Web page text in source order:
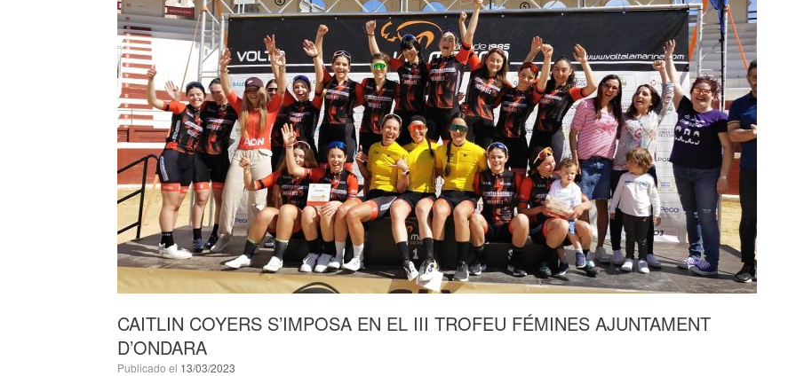
CAITLIN COYERS S’IMPOSA EN EL III TROFEU FÉMINES AJUNTAMENT
D’ONDARA
Publicado el 13/03/2023